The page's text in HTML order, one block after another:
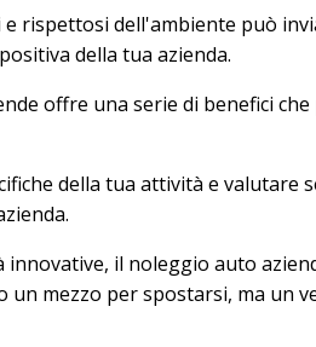
rispettosi dell'ambiente può
della tua azienda.
offre una serie di benefici
della tua attività e
il noleggio auto
mezzo per spostarsi, ma un